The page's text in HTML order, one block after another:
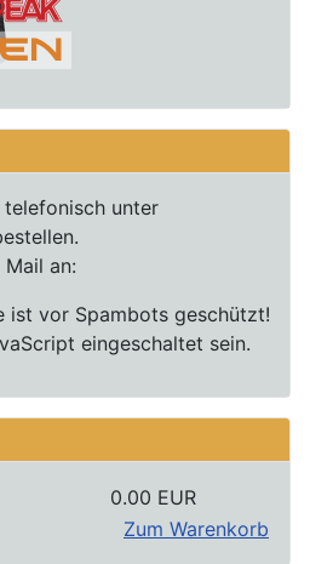
telefonisch unter
an:
ist vor Spambots geschützt!
eingeschaltet sein.
0.00 EUR
Zum Warenkorb